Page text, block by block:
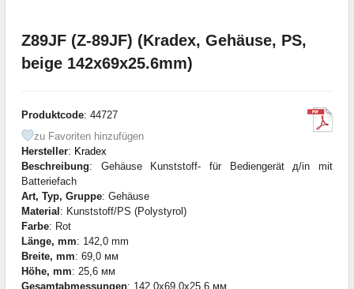
Z89JF (Z-89JF) (Kradex, Gehäuse, PS,
beige 142x69x25.6mm)
Produktcode: 44727
zu Favoriten hinzufügen
Hersteller: Kradex
Beschreibung: Gehäuse Kunststoff- für Bediengerät д/in mit
Batteriefach
Art, Typ, Gruppe: Gehäuse
Material: Kunststoff/PS (Polystyrol)
Farbe: Rot
Länge, mm: 142,0 mm
Breite, mm: 69,0 мм
Höhe, mm: 25,6 мм
Gesamtabmessungen: 142,0x69,0x25,6 мм